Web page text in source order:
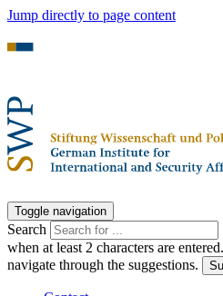
Jump directly to page content
Toggle navigation
Search
when at least 2 characters are
navigate through the suggestions.